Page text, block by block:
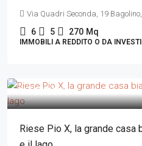
Via Quadri Seconda, 19
6 5 270 Mq
IMMOBILI A REDDITO O DA
1.150.000€
Riese Pio X, la grande casa